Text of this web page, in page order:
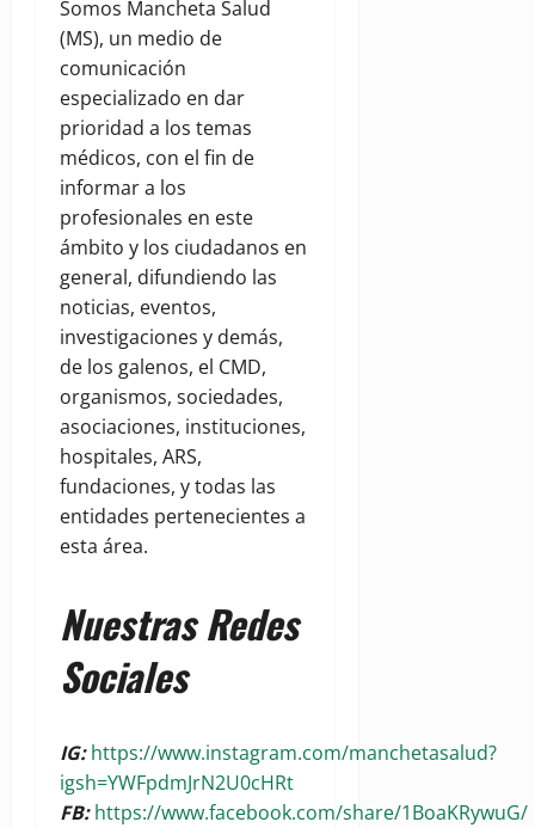
Somos Mancheta Salud
(MS), un medio de
comunicación
especializado en dar
prioridad a los temas
médicos, con el fin de
informar a los
profesionales en este
ámbito y los ciudadanos en
general, difundiendo las
noticias, eventos,
investigaciones y demás,
de los galenos, el CMD,
organismos, sociedades,
asociaciones, instituciones,
hospitales, ARS,
fundaciones, y todas las
entidades pertenecientes a
esta área.
Nuestras Redes
Sociales
IG:https://www.instagram.com/manchetasalud?
igsh=YWFpdmJrN2U0cHRt
FB:https://www.facebook.com/share/1BoaKRywuG/